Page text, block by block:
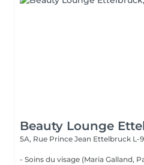
Beauty Lounge
5A, Rue Prince Jean Ettelbruck L-
- Soins du visage (Maria Galland,